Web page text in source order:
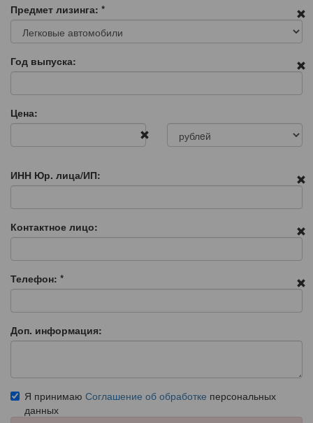
Предмет лизинга: *
Год выпуска:
Цена:
ИНН Юр. лица/ИП:
Контактное лицо:
Телефон: *
Доп. информация:
Я принимаю Соглашение об обработке персональных
данных